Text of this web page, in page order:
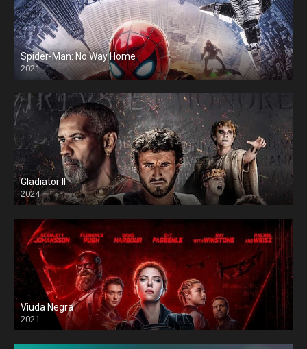
Spider-Man: No Way Home
2021
Gladiator II
2024
Viuda Negra
2021